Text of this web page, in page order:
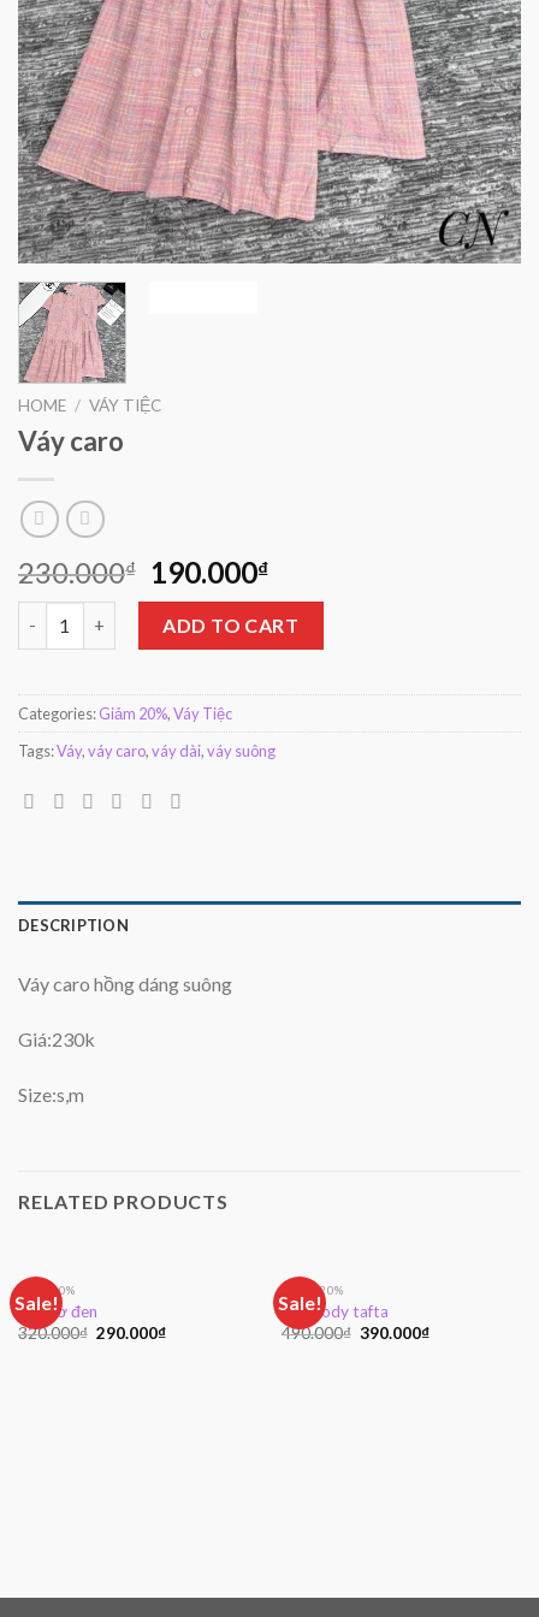
HOME / VÁY TIỆC
Váy caro
230.000₫ 190.000₫
ADD TO CART
Categories:Giảm 20%,Váy Tiệc
Tags:Váy,váy caro,váy dài,váy suông
DESCRIPTION
Váy caro hồng dáng suông
Giá:230k
Size:s,m
RELATED PRODUCTS
Sale!
SALE 10%
Váy nơ đen
320.000₫ 290.000₫
Sale!
GIẢM 20%
Vây body tafta
490.000₫ 390.000₫